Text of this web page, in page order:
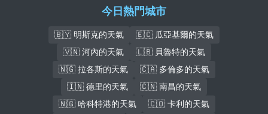
今日熱門城市
🇧🇾 明斯克的天氣
🇪🇨 瓜亞基爾的天氣
🇻🇳 河內的天氣
🇱🇧 貝魯特的天氣
🇳🇬 拉各斯的天氣
🇨🇦 多倫多的天氣
🇮🇳 德里的天氣
🇨🇳 南昌的天氣
🇳🇬 哈科特港的天氣
🇨🇴 卡利的天氣